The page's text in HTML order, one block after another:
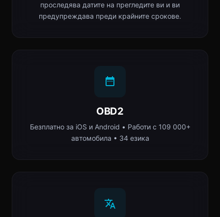
проследява датите на прегледите ви и ви
предупреждава преди крайните срокове.
OBD2
Безплатно за iOS и Android • Работи с 109 000+
автомобила • 34 езика